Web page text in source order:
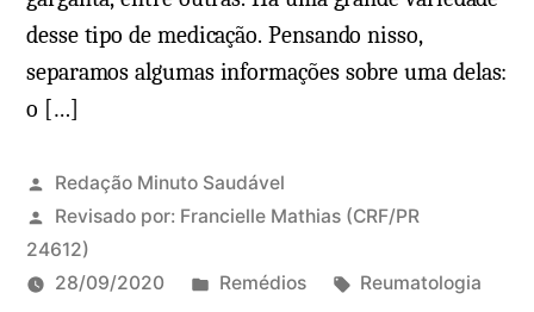
desse tipo de medicação. Pensando nisso,
separamos algumas informações sobre uma delas:
o […]
Redação Minuto Saudável
Revisado por: Francielle Mathias(CRF/PR
24612)
28/09/2020
P
Remédios
T
Reumatologia